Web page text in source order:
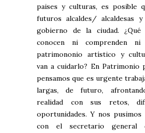
paises y culturas, es posible
futuros alcaldes/ alcaldesas
gobierno de la ciudad.
conocen ni comprenden
patrimononio artístico y
van a cuidarlo? En Patrimonio
pensamos que es urgente
largas, de futuro,
realidad con sus retos,
oportunidades. Y nos pusimos
con el secretario general